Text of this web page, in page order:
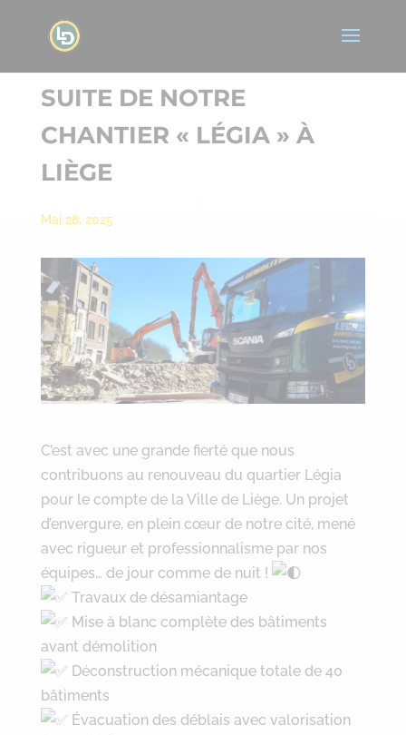
SUITE DE NOTRE
CHANTIER « LÉGIA » À
LIÈGE
Mai 28, 2025
C’est avec une grande fierté que nous
contribuons au renouveau du quartier Légia
pour le compte de la Ville de Liège. Un projet
d’envergure, en plein cœur de notre cité, mené
avec rigueur et professionnalisme par nos
équipes… de jour comme de nuit !
Travaux de désamiantage
Mise à blanc complète des bâtiments
avant démolition
Déconstruction mécanique totale de 40
bâtiments
Évacuation des déblais avec valorisation